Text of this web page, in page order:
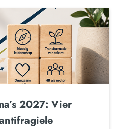
2027: Vier